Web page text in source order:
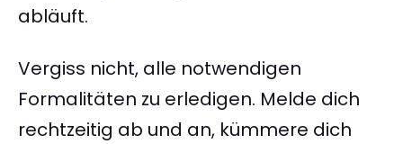
abläuft.
Vergiss nicht, alle notwendigen
Formalitäten zu erledigen. Melde dich
rechtzeitig ab und an, kümmere dich